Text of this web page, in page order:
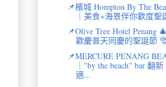
📌檳城 Hompton By The
｜美食+海景伴你歡度聖
📌Olive Tree Hotel Penang
歡慶普天同慶的聖誕節
📌MERCURE PENANG
｜"by the beach" bar 翻
適...